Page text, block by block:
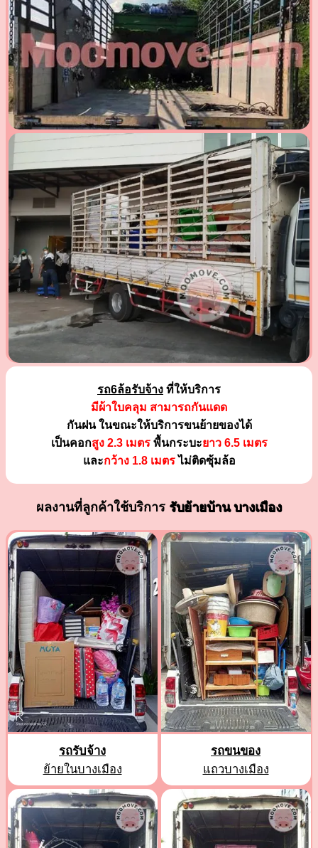
รถ6ล้อรับจ้าง ที่ให้บริการ
มีผ้าใบคลุม สามารถกันแดด
กันฝน ในขณะให้บริการขนย้ายของได้
เป็นคอกสูง 2.3 เมตรพื้นกระบะยาว 6.5 เมตร
และกว้าง 1.8 เมตรไม่ติดซุ้มล้อ
ผลงานที่ลูกค้าใช้บริการ รับย้ายบ้าน บางเมือง
รถรับจ้าง
ย้ายในบางเมือง
รถขนของ
แถวบางเมือง